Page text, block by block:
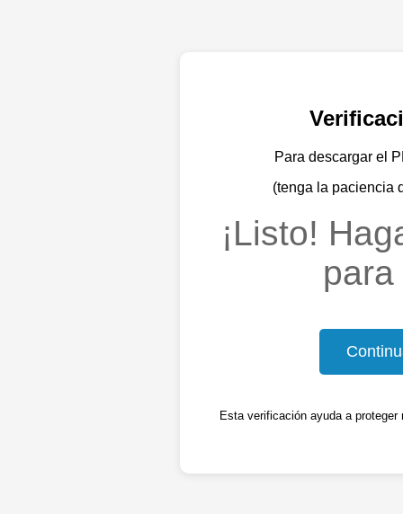
Para descargar el
(tenga la paciencia
¡Listo!
Esta verificación ayuda a